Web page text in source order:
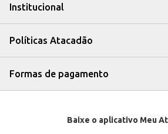
Institucional
Políticas Atacadão
Formas de pagamento
Baixe o aplicativo Meu